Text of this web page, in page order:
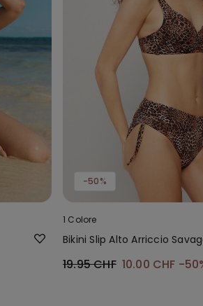
-50%
1 Colore
Bikini Slip Alto Arriccio
19.95 CHF 10.00 CHF -